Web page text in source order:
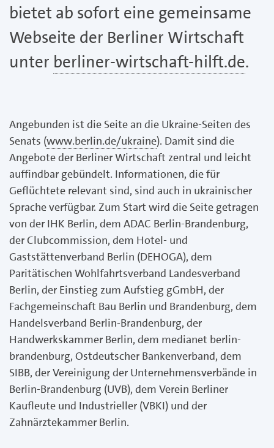
bietet ab sofort eine gemeinsame
Webseite der Berliner Wirtschaft
unter berliner-wirtschaft-hilft.de.
Angebunden ist die Seite an die Ukraine-Seiten des
Senats (www.berlin.de/ukraine). Damit sind die
Angebote der Berliner Wirtschaft zentral und leicht
auffindbar gebündelt. Informationen, die für
Geflüchtete relevant sind, sind auch in ukrainischer
Sprache verfügbar. Zum Start wird die Seite getragen
von der IHK Berlin, dem ADAC Berlin-Brandenburg,
der Clubcommission, dem Hotel- und
Gaststättenverband Berlin (DEHOGA), dem
Paritätischen Wohlfahrtsverband Landesverband
Berlin, der Einstieg zum Aufstieg gGmbH, der
Fachgemeinschaft Bau Berlin und Brandenburg, dem
Handelsverband Berlin-Brandenburg, der
Handwerkskammer Berlin, dem medianet berlin-
brandenburg, Ostdeutscher Bankenverband, dem
SIBB, der Vereinigung der Unternehmensverbände in
Berlin-Brandenburg (UVB), dem Verein Berliner
Kaufleute und Industrieller (VBKI) und der
Zahnärztekammer Berlin.